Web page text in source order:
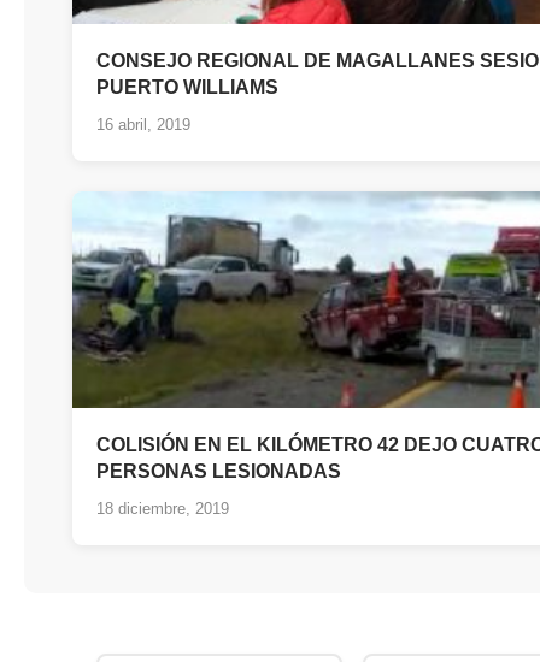
CONSEJO REGIONAL DE MAGALLANES
PUERTO WILLIAMS
16 abril, 2019
COLISIÓN EN EL KILÓMETRO 42 DEJO
PERSONAS LESIONADAS
18 diciembre, 2019